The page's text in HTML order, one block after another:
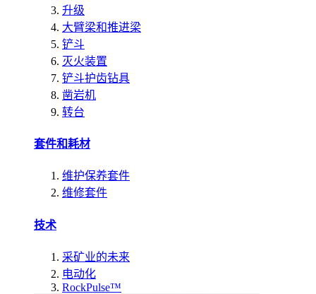
升级
大臂梁和推进梁
铲斗
灭火装置
铲斗护齿钻具
凿岩机
转台
套件和耗材
维护保养套件
维修套件
技术
采矿业的未来
电动化
RockPulse™